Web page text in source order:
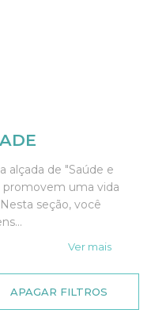
alçada de "Saúde e
uma vida
seção, você
Ver mais
APAGAR FILTROS